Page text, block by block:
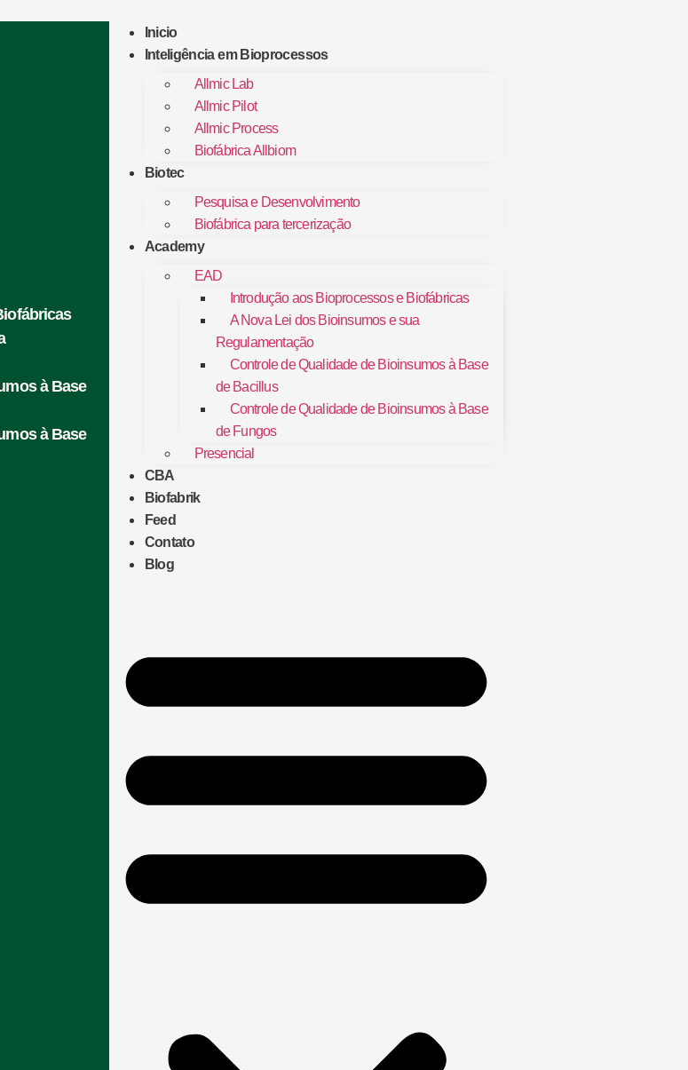
à Base
à Base
Inicio
Inteligência em Bioprocessos
Allmic Lab
Allmic Pilot
Allmic Process
Biofábrica Allbiom
Biotec
Pesquisa e Desenvolvimento
Biofábrica para tercerização
Academy
EAD
Introdução aos Bioprocessos e Biofábricas
A Nova Lei dos Bioinsumos e sua
Regulamentação
Controle de Qualidade de Bioinsumos à Base
de Bacillus
Controle de Qualidade de Bioinsumos à Base
de Fungos
Presencial
CBA
Biofabrik
Feed
Contato
Blog